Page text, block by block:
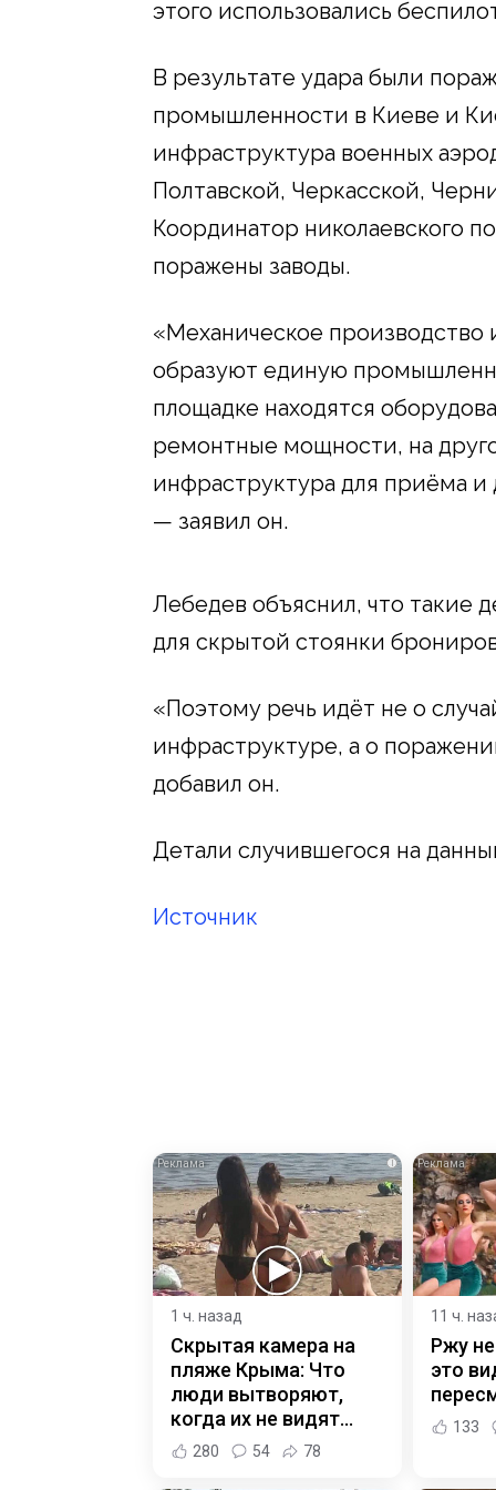
этого использовались
В результате удара были
промышленности в Киеве и
инфраструктура военных
Полтавской, Черкасской,
Координатор николаевского
поражены заводы.
«Механическое
образуют единую
площадке находятся
ремонтные мощности, на
инфраструктура для приёма и
— заявил он.
Лебедев объяснил, что такие
для скрытой стоянки
«Поэтому речь идёт не о
инфраструктуре, а о
добавил он.
Детали случившегося на
Источник
i
1 ч. назад
Скрытая камера на
пляже Крыма: Что
люди вытворяют,
когда их не видят...
280 54 78
11 ч.
Ржу
это
133